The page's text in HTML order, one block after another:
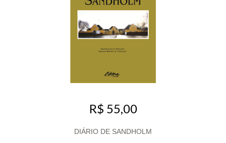
R$ 55,00
DIÁRIO DE SANDHOLM